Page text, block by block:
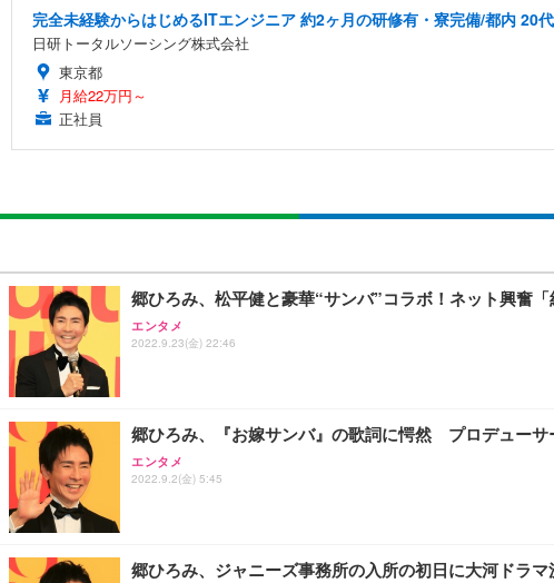
完全未経験からはじめるITエンジニア 約2ヶ月の研修有・寮完備/都内 20
日研トータルソーシング株式会社
東京都
月給22万円～
正社員
郷ひろみ、松平健と豪華“サンバ”コラボ！ネット興奮「
エンタメ
2022.9.23(金) 22:46
郷ひろみ、『お嫁サンバ』の歌詞に愕然 プロデューサ
エンタメ
2022.9.2(金) 5:45
郷ひろみ、ジャニーズ事務所の入所の初日に大河ドラ